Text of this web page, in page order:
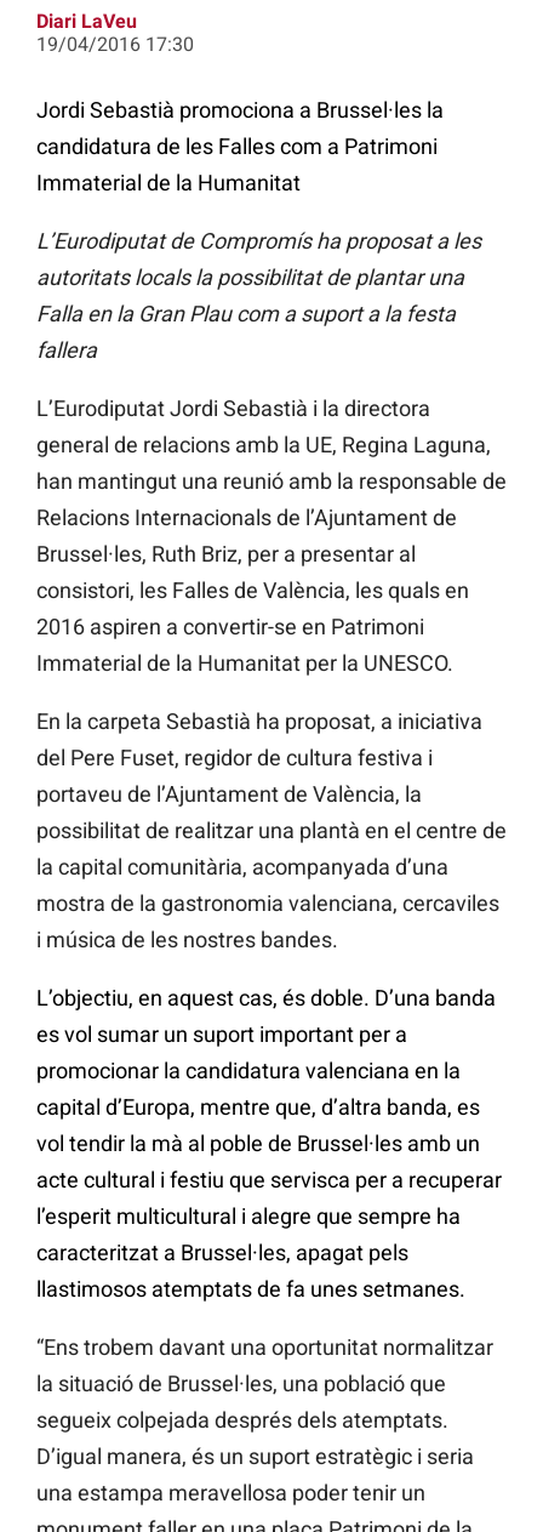
Diari LaVeu
19/04/2016 17:30
Jordi Sebastià promociona a Brussel·les la
candidatura de les Falles com a Patrimoni
Immaterial de la Humanitat
L’Eurodiputat de Compromís ha proposat a les
autoritats locals la possibilitat de plantar una
Falla en la Gran Plau com a suport a la festa
fallera
L’Eurodiputat Jordi Sebastià i la directora
general de relacions amb la UE, Regina Laguna,
han mantingut una reunió amb la responsable de
Relacions Internacionals de l’Ajuntament de
Brussel·les, Ruth Briz, per a presentar al
consistori, les Falles de València, les quals en
2016 aspiren a convertir-se en Patrimoni
Immaterial de la Humanitat per la UNESCO.
En la carpeta Sebastià ha proposat, a iniciativa
del Pere Fuset, regidor de cultura festiva i
portaveu de l’Ajuntament de València, la
possibilitat de realitzar una plantà en el centre de
la capital comunitària, acompanyada d’una
mostra de la gastronomia valenciana, cercaviles
i música de les nostres bandes.
L’objectiu, en aquest cas, és doble. D’una banda
es vol sumar un suport important per a
promocionar la candidatura valenciana en la
capital d’Europa, mentre que, d’altra banda, es
vol tendir la mà al poble de Brussel·les amb un
acte cultural i festiu que servisca per a recuperar
l’esperit multicultural i alegre que sempre ha
caracteritzat a Brussel·les, apagat pels
llastimosos atemptats de fa unes setmanes.
“Ens trobem davant una oportunitat normalitzar
la situació de Brussel·les, una població que
segueix colpejada després dels atemptats.
D’igual manera, és un suport estratègic i seria
una estampa meravellosa poder tenir un